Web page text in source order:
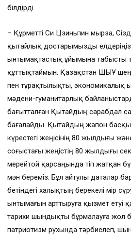
білдірді.
– Құрметті Си Цзиньпин мырза,
қытайлық достарымызды
ынтымақтастық ұйымына табысты
құттықтаймын. Қазақстан ШЫҰ
пен тұрақтылықты, экономикалық
мәдени-гуманитарлық
бағытталған Қытайдың сарабдал
бағалайды. Қытайдың жапон
күрестегі жеңісінің 80 жылдығы
соғыстағы жеңістің 80 жылдығы
мерейтой қарсаңында өтіп жатқан
мән береміз. Бұл айтулы даталар
бетіндегі халықтың берекелі өмір
ынтымағын арттыруға қызмет етуі
тарихи шындықты бұрмалауға жол
патриотизм рухында тәрбиелеп,